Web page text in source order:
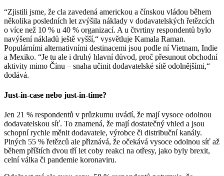
“Zjistili jsme, že cla zavedená americkou a čínskou vládou během
několika posledních let zvýšila náklady v dodavatelských řetězcích
o více než 10 % u 40 % organizací. A u čtvrtiny respondentů bylo
navýšení nákladů ještě vyšší,“ vysvětluje Kamala Raman.
Populárními alternativními destinacemi jsou podle ní Vietnam, Indie
a Mexiko. “Je tu ale i druhý hlavní důvod, proč přesunout obchodní
aktivity mimo Čínu – snaha učinit dodavatelské sítě odolnějšími,“
dodává.
Just-in-case nebo just-in-time?
Jen 21 % respondentů v průzkumu uvádí, že mají vysoce odolnou
dodavatelskou síť. To znamená, že mají dostatečný vhled a jsou
schopní rychle měnit dodavatele, výrobce či distribuční kanály.
Plných 55 % řetězců ale přiznává, že očekává vysoce odolnou síť až
během příštích dvou tří let coby reakci na otřesy, jako byly brexit,
celní válka či pandemie koronaviru.